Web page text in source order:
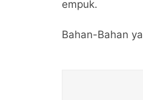
empuk.
Bahan-Bahan